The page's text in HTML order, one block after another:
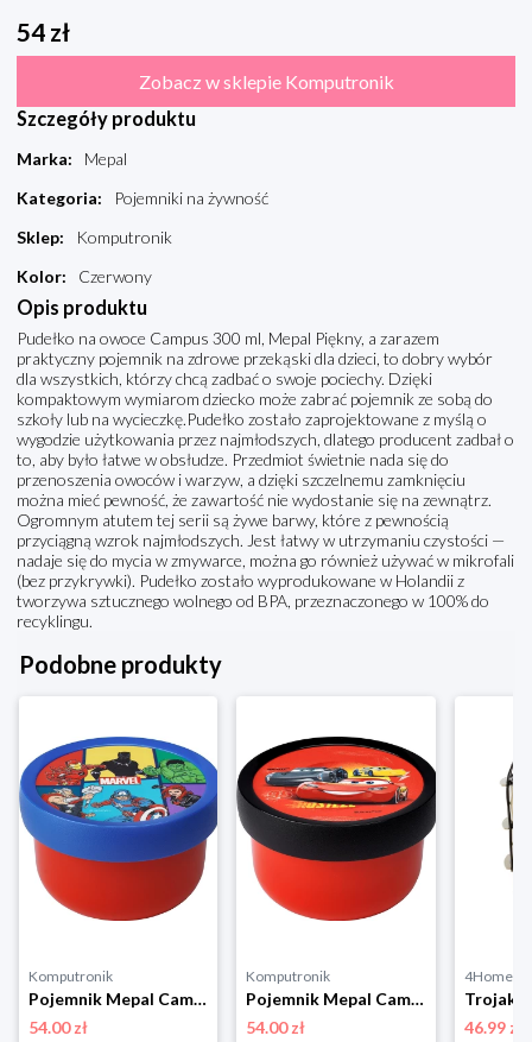
54 zł
Zobacz w sklepie Komputronik
Szczegóły produktu
Marka:
Mepal
Kategoria:
Pojemniki na żywność
Sklep:
Komputronik
Kolor: Czerwony
Opis produktu
Pudełko na owoce Campus 300 ml, Mepal Piękny, a zarazem
praktyczny pojemnik na zdrowe przekąski dla dzieci, to dobry wybór
dla wszystkich, którzy chcą zadbać o swoje pociechy. Dzięki
kompaktowym wymiarom dziecko może zabrać pojemnik ze sobą do
szkoły lub na wycieczkę.Pudełko zostało zaprojektowane z myślą o
wygodzie użytkowania przez najmłodszych, dlatego producent zadbał o
to, aby było łatwe w obsłudze. Przedmiot świetnie nada się do
przenoszenia owoców i warzyw, a dzięki szczelnemu zamknięciu
można mieć pewność, że zawartość nie wydostanie się na zewnątrz.
Ogromnym atutem tej serii są żywe barwy, które z pewnością
przyciągną wzrok najmłodszych. Jest łatwy w utrzymaniu czystości —
nadaje się do mycia w zmywarce, można go również używać w mikrofali
(bez przykrywki). Pudełko zostało wyprodukowane w Holandii z
tworzywa sztucznego wolnego od BPA, przeznaczonego w 100% do
recyklingu.
Podobne produkty
Komputronik
Pojemnik Mepal Campus Fruit Box Avengers 300 ml 107430065395 czerwony
54.00 zł
Komputronik
Pojemnik Mepal Campus Fruit Box Cars 300 ml 107430065394 czerwony
54.00 zł
4Home
46.99 zł